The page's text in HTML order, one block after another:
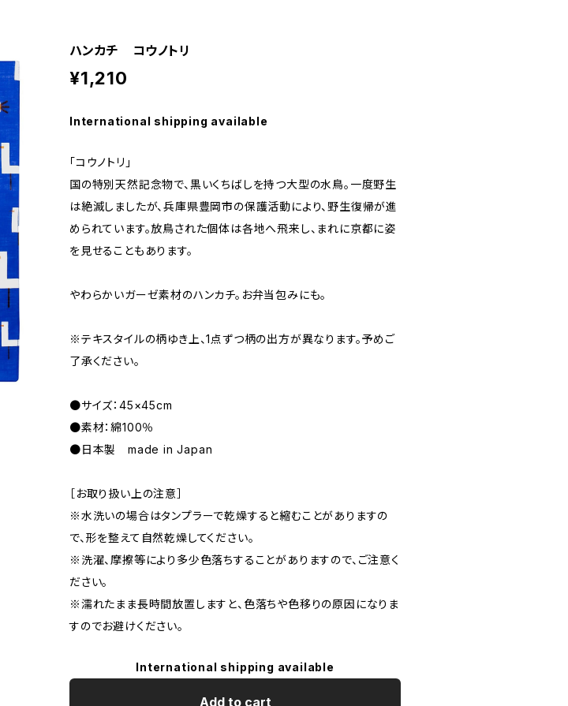
ハンカチ コウノトリ
¥1,210
International shipping available
「コウノトリ」
国の特別天然記念物で、黒いくちばしを持つ大型の水鳥。一度野生
は絶滅しましたが、兵庫県豊岡市の保護活動により、野生復帰が進
められています。放鳥された個体は各地へ飛来し、まれに京都に姿
を見せることもあります。
やわらかいガーゼ素材のハンカチ。お弁当包みにも。
※テキスタイルの柄ゆき上、1点ずつ柄の出方が異なります。予めご
了承ください。
●サイズ：45×45cm
●素材：綿100％
●日本製 made in Japan
［お取り扱い上の注意］
※水洗いの場合はタンプラーで乾燥すると縮むことがありますの
で、形を整えて自然乾燥してください。
※洗濯、摩擦等により多少色落ちすることがありますので、ご注意く
ださい。
※濡れたまま長時間放置しますと、色落ちや色移りの原因になりま
すのでお避けください。
International shipping available
Add to cart